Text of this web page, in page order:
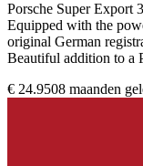
Porsche Super Export
Equipped with the
original German
Beautiful addition to a
€ 24.9508 maanden